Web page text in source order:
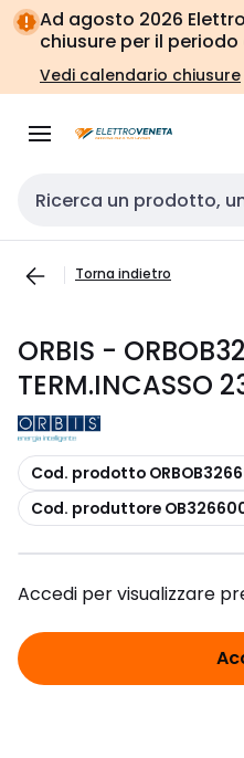
Vai alla
navigazione
Vai
alla
pagina
Ad agosto 2026
chiusure per il periodo
Vedi calendario chiusure
Cerca input
Torna indietro
ORBIS -
TERM.INCASSO
copia
Cod. prodotto
copia
Cod. produttore
Accedi per visualizzare